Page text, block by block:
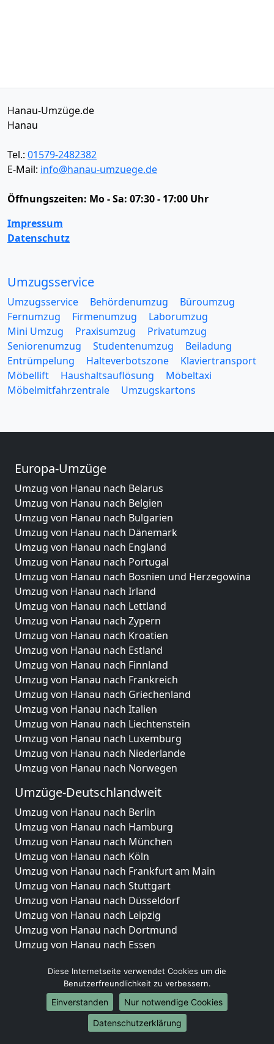
Hanau-Umzüge.de
Hanau
Tel.: 01579-2482382
E-Mail: info@hanau-umzuege.de
Öffnungszeiten: Mo - Sa: 07:30 - 17:00 Uhr
Impressum
Datenschutz
Umzugsservice
Umzugsservice Behördenumzug
Büroumzug
Fernumzug
Firmenumzug
Laborumzug
Mini Umzug
Praxisumzug
Privatumzug
Seniorenumzug
Studentenumzug
Beiladung
Entrümpelung
Halteverbotszone
Klaviertransport
Möbellift
Haushaltsauflösung
Möbeltaxi
Möbelmitfahrzentrale
Umzugskartons
Europa-Umzüge
Umzug von Hanau nach Belarus
Umzug von Hanau nach Belgien
Umzug von Hanau nach Bulgarien
Umzug von Hanau nach Dänemark
Umzug von Hanau nach England
Umzug von Hanau nach Portugal
Umzug von Hanau nach Bosnien und Herzegowina
Umzug von Hanau nach Irland
Umzug von Hanau nach Lettland
Umzug von Hanau nach Zypern
Umzug von Hanau nach Kroatien
Umzug von Hanau nach Estland
Umzug von Hanau nach Finnland
Umzug von Hanau nach Frankreich
Umzug von Hanau nach Griechenland
Umzug von Hanau nach Italien
Umzug von Hanau nach Liechtenstein
Umzug von Hanau nach Luxemburg
Umzug von Hanau nach Niederlande
Umzug von Hanau nach Norwegen
Umzüge-Deutschlandweit
Umzug von Hanau nach Berlin
Umzug von Hanau nach Hamburg
Umzug von Hanau nach München
Umzug von Hanau nach Köln
Umzug von Hanau nach Frankfurt am Main
Umzug von Hanau nach Stuttgart
Umzug von Hanau nach Düsseldorf
Umzug von Hanau nach Leipzig
Umzug von Hanau nach Dortmund
Umzug von Hanau nach Essen
Umzug von Hanau nach Dresden
Umzug von Hanau nach Hannover
Umzug von Hanau nach Nürnberg
Umzug von Hanau nach Duisburg
Umzug von Hanau nach Bochum
Diese Internetseite verwendet Cookies um die
Benutzerfreundlichkeit zu verbessern.
Einverstanden
Nur notwendige Cookies
Datenschutzerklärung